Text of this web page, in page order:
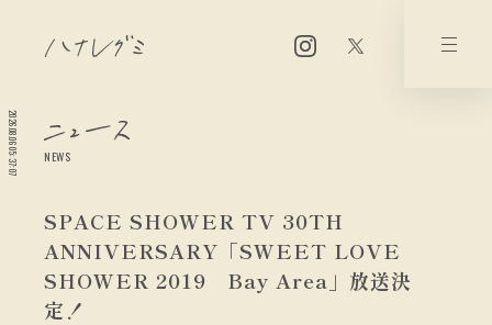
2026.08.06 05:37:07 NEWS
SPACE SHOWER TV 30TH
ANNIVERSARY「SWEET LOVE
SHOWER 2019 Bay Area」放送決
定！